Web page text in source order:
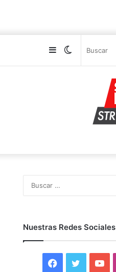
Switch
Sidebar
Nuestras Redes Sociales
F
Y